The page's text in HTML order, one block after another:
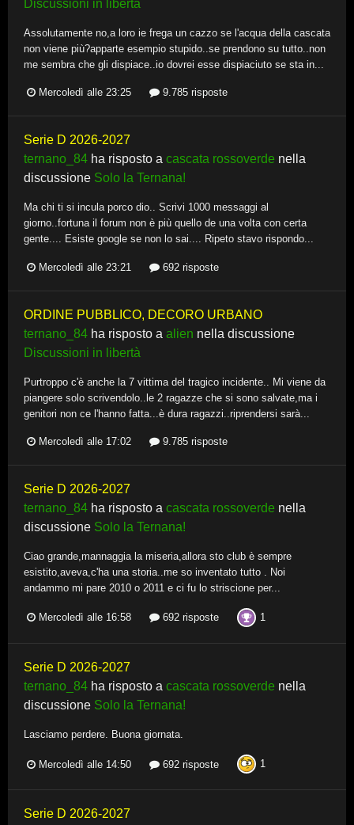
Discussioni in libertà
Assolutamente no,a loro ie frega un cazzo se l'acqua della cascata
non viene più?apparte esempio stupido..se prendono su tutto..non
me sembra che gli dispiace..io dovrei esse dispiaciuto se sta in...
Mercoledì alle 23:25 9.785 risposte
Serie D 2026-2027
ternano_84 ha risposto a cascata rossoverde nella
discussione Solo la Ternana!
Ma chi ti si incula porco dio.. Scrivi 1000 messaggi al
giorno..fortuna il forum non è più quello de una volta con certa
gente.... Esiste google se non lo sai.... Ripeto stavo rispondo...
Mercoledì alle 23:21 692 risposte
ORDINE PUBBLICO, DECORO URBANO
ternano_84 ha risposto a alien nella discussione
Discussioni in libertà
Purtroppo c'è anche la 7 vittima del tragico incidente.. Mi viene da
piangere solo scrivendolo..le 2 ragazze che si sono salvate,ma i
genitori non ce l'hanno fatta...è dura ragazzi..riprendersi sarà...
Mercoledì alle 17:02 9.785 risposte
Serie D 2026-2027
ternano_84 ha risposto a cascata rossoverde nella
discussione Solo la Ternana!
Ciao grande,mannaggia la miseria,allora sto club è sempre
esistito,aveva,c'ha una storia..me so inventato tutto . Noi
andammo mi pare 2010 o 2011 e ci fu lo striscione per...
Mercoledì alle 16:58 692 risposte 1
Serie D 2026-2027
ternano_84 ha risposto a cascata rossoverde nella
discussione Solo la Ternana!
Lasciamo perdere. Buona giornata.
Mercoledì alle 14:50 692 risposte 1
Serie D 2026-2027